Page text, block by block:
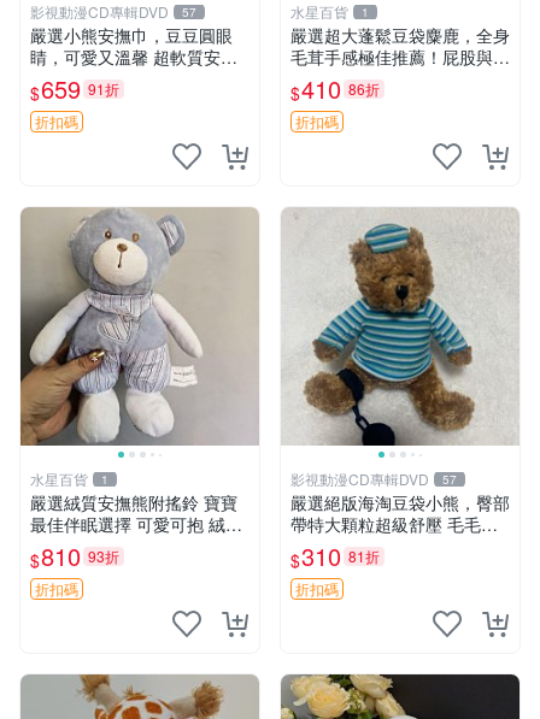
影視動漫CD專輯DVD 57
嚴選小熊安撫巾，豆豆圓眼
睛，可愛又溫馨 超軟質安撫
巾，豆豆設計，哄睡好幫手
約克豆豆眼安撫巾 數碼豆豆
眼
$659 91折
折扣碼
水星百貨 1
嚴選超大蓬鬆豆袋麋鹿，全身
毛茸手感極佳推薦！屁股與四
肢填充均勻，適合收藏與孩童
共賞。 麋鹿 豆袋 毛茸玩具
$410 86折
折扣碼
水星百貨 1
嚴選絨質安撫熊附搖鈴 寶寶
最佳伴眠選擇 可愛可抱 絨毛
玩具 安撫熊 嬰兒用
$810 93折
折扣碼
影視動漫CD專輯DVD 57
嚴選絕版海淘豆袋小熊，臀部
帶特大顆粒超級舒壓 毛毛摸
起來格外順滑適合收藏 100%
棉質 豆袋枕 豆袋、抱枕、小
熊
$310 81折
折扣碼